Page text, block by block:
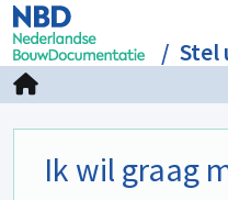
Stel
Ik wil graag